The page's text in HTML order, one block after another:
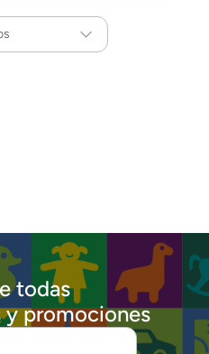
todas
y promociones